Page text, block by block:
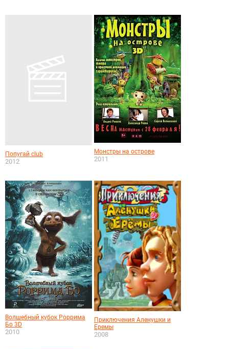
Попугай club
2012
Монстры на острове
2011
Волшебный кубок Роррима
Бо 3D
2010
Приключения Аленушки и
Еремы
2008